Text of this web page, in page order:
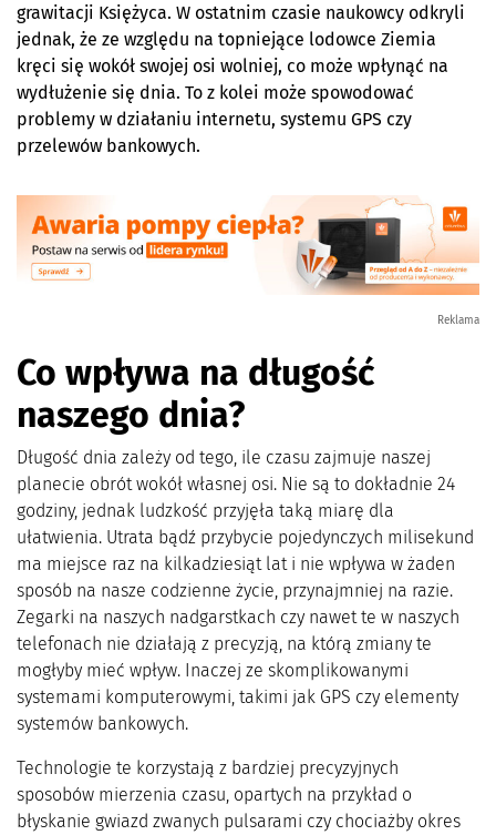
grawitacji Księżyca. W ostatnim czasie naukowcy odkryli
jednak, że ze względu na topniejące lodowce Ziemia
kręci się wokół swojej osi wolniej, co może wpłynąć na
wydłużenie się dnia. To z kolei może spowodować
problemy w działaniu internetu, systemu GPS czy
przelewów bankowych.
Reklama
Co wpływa na długość
naszego dnia?
Długość dnia zależy od tego, ile czasu zajmuje naszej
planecie obrót wokół własnej osi. Nie są to dokładnie 24
godziny, jednak ludzkość przyjęła taką miarę dla
ułatwienia. Utrata bądź przybycie pojedynczych milisekund
ma miejsce raz na kilkadziesiąt lat i nie wpływa w żaden
sposób na nasze codzienne życie, przynajmniej na razie.
Zegarki na naszych nadgarstkach czy nawet te w naszych
telefonach nie działają z precyzją, na którą zmiany te
mogłyby mieć wpływ. Inaczej ze skomplikowanymi
systemami komputerowymi, takimi jak GPS czy elementy
systemów bankowych.
Technologie te korzystają z bardziej precyzyjnych
sposobów mierzenia czasu, opartych na przykład o
błyskanie gwiazd zwanych pulsarami czy chociażby okres